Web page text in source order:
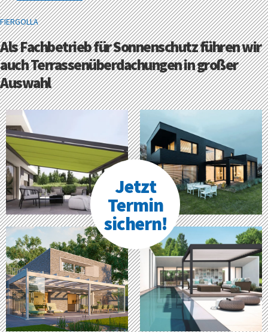
FIERGOLLA
Als Fachbetrieb für Sonnenschutz führen wir
auch Terrassenüberdachungen in großer
Auswahl
Jetzt
Termin
sichern!